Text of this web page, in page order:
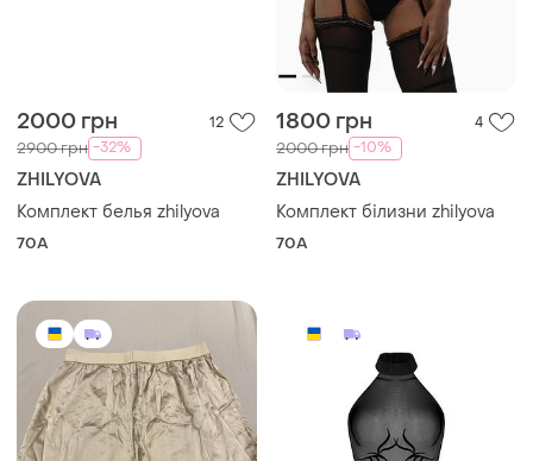
2000 грн 12
2900 грн -32%
ZHILYOVA
Комплект белья zhilyova
70A
1800 грн 4
2000 грн -10%
ZHILYOVA
Комплект білизни zhilyova
70A